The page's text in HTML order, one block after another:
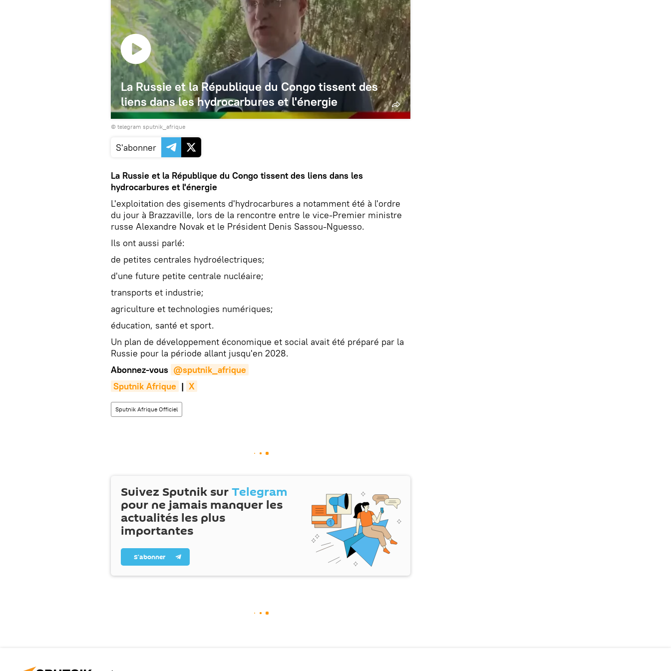
La Russie et la République du Congo tissent des
liens dans les hydrocarbures et l'énergie
© telegram sputnik_afrique
S'abonner
La Russie et la République du Congo tissent des liens dans les
hydrocarbures et l'énergie
L'exploitation des gisements d'hydrocarbures a notamment été à l'ordre
du jour à Brazzaville, lors de la rencontre entre le vice-Premier ministre
russe Alexandre Novak et le Président Denis Sassou-Nguesso.
Ils ont aussi parlé:
de petites centrales hydroélectriques;
d'une future petite centrale nucléaire;
transports et industrie;
agriculture et technologies numériques;
éducation, santé et sport.
Un plan de développement économique et social avait été préparé par la
Russie pour la période allant jusqu'en 2028.
Abonnez-vous @sputnik_afrique
Sputnik Afrique | X
Sputnik Afrique Officiel
Suivez Sputnik surTelegram
pour ne jamais manquer les
actualités les plus
importantes
S’abonner